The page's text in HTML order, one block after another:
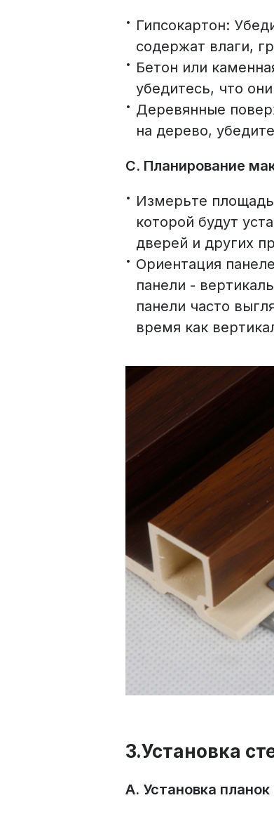
Гипсокартон:
содержат влаги,
Бетон или
убедитесь, что
Деревянные
на дерево,
C. Планирование
Измерьте
которой будут
дверей и других
Ориентация
панели -
панели часто
время как
3.Установка
A. Установка